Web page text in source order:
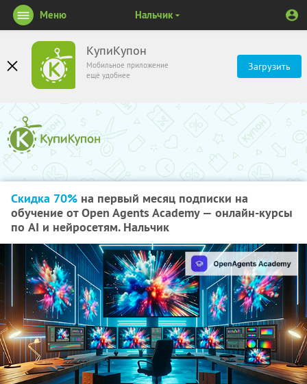
КупиКупон
Мобильное приложение
ещё удобнее
Загрузить
Меню Нальчик
Скидка 70% на первый месяц подписки на
обучение от Open Agents Academy — онлайн-курсы
по AI и нейросетям. Нальчик